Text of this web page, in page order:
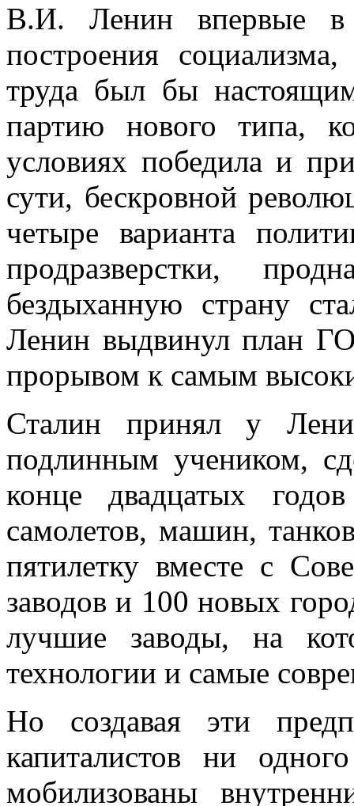
В.И. Ленин впервые в
построения
труда был бы
партию нового типа,
условиях победила и
сути, бескровной
четыре варианта
продразверстки,
бездыханную страну
Ленин выдвинул план
прорывом к самым
Сталин принял у
подлинным учеником,
конце двадцатых
самолетов, машин,
пятилетку вместе с
заводов и 100 новых
лучшие заводы, на
технологии и самые
Но создавая эти
капиталистов ни
мобилизованы